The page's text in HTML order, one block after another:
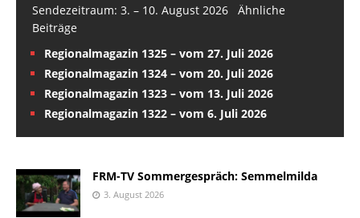
Sendezeitraum: 3. – 10. August 2026 Ähnliche
Beiträge
Regionalmagazin 1325 – vom 27. Juli 2026
Regionalmagazin 1324 – vom 20. Juli 2026
Regionalmagazin 1323 – vom 13. Juli 2026
Regionalmagazin 1322 – vom 6. Juli 2026
FRM-TV Sommergespräch: Semmelmilda
3. August 2026